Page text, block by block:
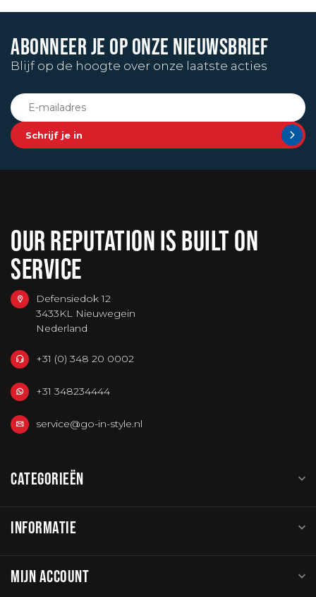
ABONNEER JE OP ONZE NIEUWSBRIEF
Blijf op de hoogte over onze laatste acties
Schrijf je in
OUR REPUTATION IS BUILT ON
SERVICE
Defensiedok 12
3433KL Nieuwegein
Nederland
+31 (0) 348 20 0002
+31 348234444
service@go-in-style.nl
CATEGORIEËN
INFORMATIE
MIJN ACCOUNT